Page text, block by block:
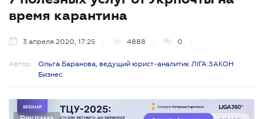
время карантина
3 апреля 2020, 17:25 4888 0
Автор:
Ольга Баранова, ведущий юрист-аналитик ЛІГА:ЗАКОН
Бизнес